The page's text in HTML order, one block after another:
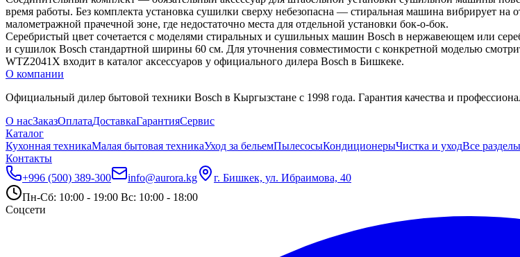
время работы. Без комплекта установка сушилки сверху небезопасна — стиральная машина вибрирует
малометражной прачечной зоне, где недостаточно места для отдельной установки бок-о-бок.
Серебристый цвет сочетается с моделями стиральных и сушильных машин Bosch в нержавеющем или
и сушилок Bosch стандартной ширины 60 см. Для уточнения совместимости с конкретной моделью
WTZ2041X входит в каталог аксессуаров у официального дилера Bosch в Бишкеке.
О компании
Официальный дилер бытовой техники Bosch в Кыргызстане с 1998 года. Гарантия качества и
О насЗаказОплатаДоставкаГарантияСервис
Каталог
Кухонная техникаМалая бытовая техникаУход за бельемПылесосыКондиционерыЧистка и уходВсе
Контакты
+996 (500) 389-300
info@aurora.kg
г. Бишкек, ул. Ибраимова, 40
Пн-Сб: 10:00 - 19:00 Вс: 10:00 - 18:00
Соцсети